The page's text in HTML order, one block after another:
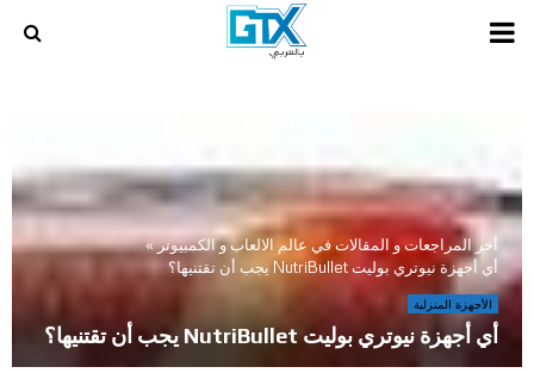
PRIMARY
أخر المراجعات و المقالات في عالم الالعاب و الكمبيوتر»
أي أجهزة نيوتري بوليت NutriBullet يجب أن تقتنيها؟
الأجهزة المنزلية
أي أجهزة نيوتري بوليت NutriBullet يجب أن تقتنيها؟